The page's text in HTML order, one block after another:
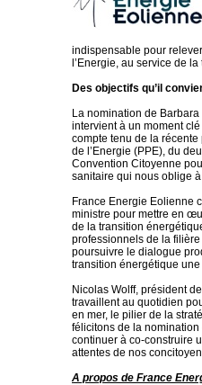
indispensable pour
l’Energie, au service de
Des objectifs qu’il
La nomination de
intervient à un moment
compte tenu de la
de l’Energie (PPE), du
Convention Citoyenne
sanitaire qui nous oblige
France Energie Eolienne
ministre pour mettre en
de la transition
professionnels de la
poursuivre le dialogue
transition énergétique
Nicolas Wolff, président
travaillent au quotidien
en mer, le pilier de la
félicitons de la
continuer à co-construire
attentes de nos
A propos de France